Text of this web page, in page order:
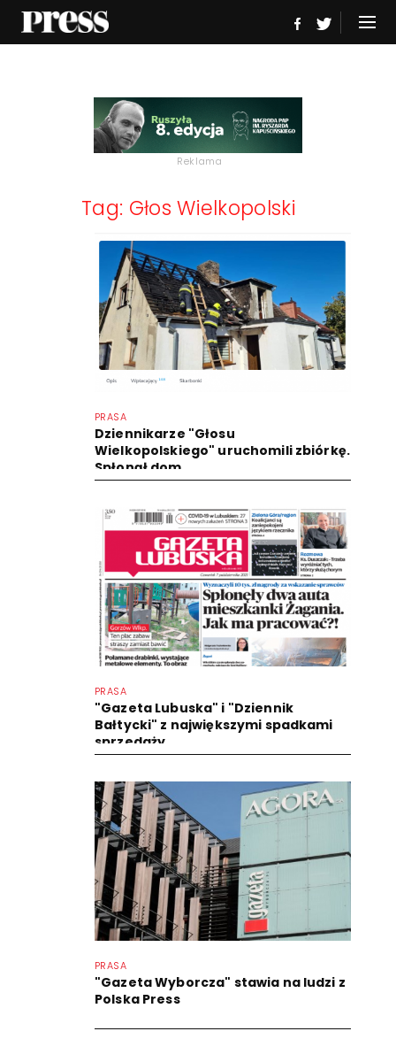
Reklama
Tag: Głos Wielkopolski
PRASA
Dziennikarze "Głosu
Wielkopolskiego" uruchomili zbiórkę.
Spłonął dom
PRASA
"Gazeta Lubuska" i "Dziennik
Bałtycki" z największymi spadkami
sprzedaży
PRASA
"Gazeta Wyborcza" stawia na ludzi z
Polska Press